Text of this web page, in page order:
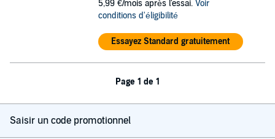
5,99 €/mois après l'essai. Voir
conditions d'éligibilité
Essayez Standard gratuitement
Page 1 de 1
Saisir un code promotionnel